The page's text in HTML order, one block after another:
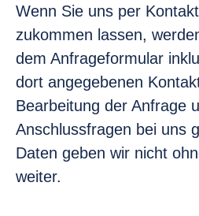
Wenn Sie uns per
zukommen lassen,
dem Anfrageformular
dort angegebenen
Bearbeitung der Anfrage
Anschlussfragen bei uns
Daten geben wir nicht
weiter.